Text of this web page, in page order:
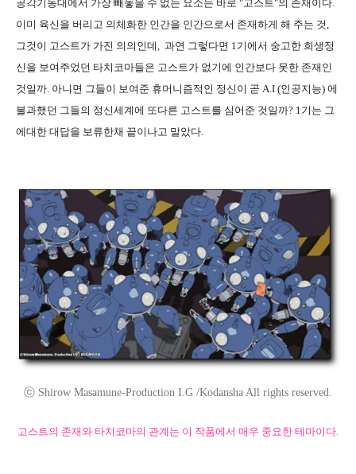
공각기동대에서 가장 빼놓을 수 없는 요소는 바로 "고스트"의 존재이다.
이미 육신을 버리고 의체화한 인간을 인간으로서 존재하게 해 주는 것,
그것이 고스트가 가진 의의인데, 과연 그렇다면 1기에서 숭고한 희생정
신을 보여주었던 타치코마들은 고스트가 없기에 인간보다 못한 존재인
것일까. 아니면 그들이 보여준 휴머니즘적인 정신이 곧 A.I (인공지능) 에
불과했던 그들의 정신세계에 또다른 고스트를 심어준 것일까? 1기는 그
에대한 대답을 보류한채 끝이나고 말았다.
ⓒ Shirow Masamune-Production I.G /Kodansha All rights reserved.
고스트의 존재와 타치코마의 관계는 이 작품에서 매우 중요한 테마이다.